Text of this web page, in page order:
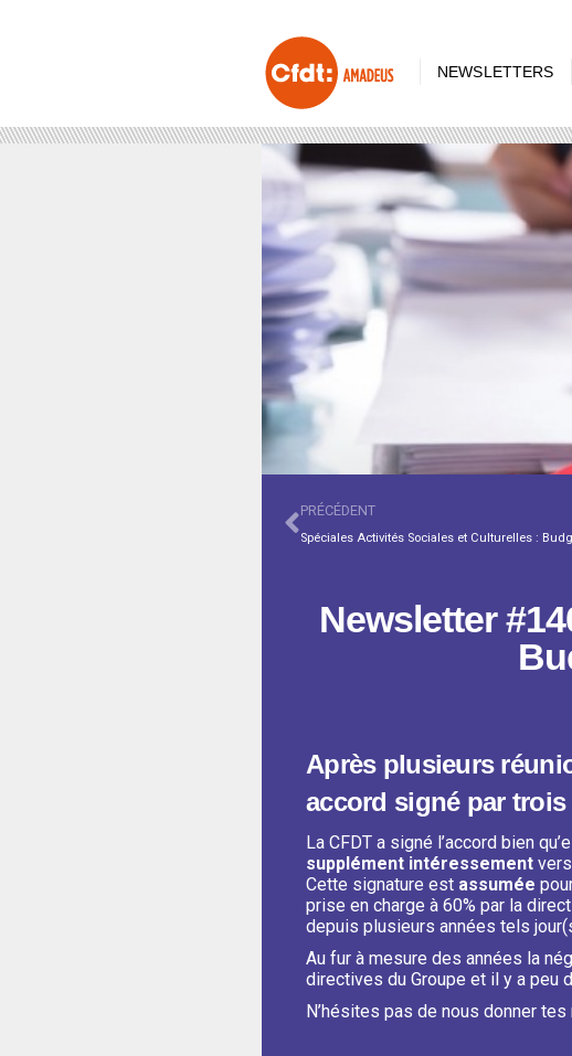
NEWSLETTERS
PRÉCÉDENT
Newsletter
Après plusieurs
accord signé par
La CFDT a signé l’accord bien
supplément intéressement
Cette signature est assumée
prise en charge à 60% par la
depuis plusieurs années tels
Au fur à mesure des années la
directives du Groupe et il y a peu
N’hésites pas de nous donner